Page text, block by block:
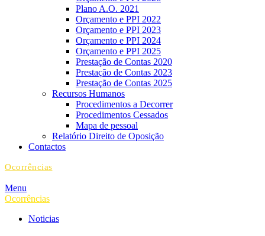
Plano A.O. 2021
Orçamento e PPI 2022
Orçamento e PPI 2023
Orçamento e PPI 2024
Orçamento e PPI 2025
Prestação de Contas 2020
Prestação de Contas 2023
Prestação de Contas 2025
Recursos Humanos
Procedimentos a Decorrer
Procedimentos Cessados
Mapa de pessoal
Relatório Direito de Oposição
Contactos
Ocorrências
Menu
Ocorrências
Noticias